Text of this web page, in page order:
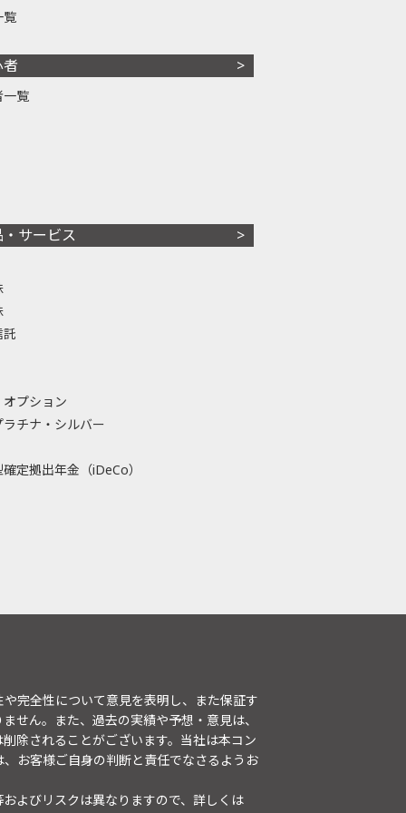
覧
一覧
サービス
託
プション
ラチナ・シルバー
定拠出年金（iDeCo）
完全性について意見を表明し、また保証す
せん。また、過去の実績や予想・意見は、
除されることがございます。当社は本コン
お客様ご自身の判断と責任でなさるようお
よびリスクは異なりますので、詳しくは